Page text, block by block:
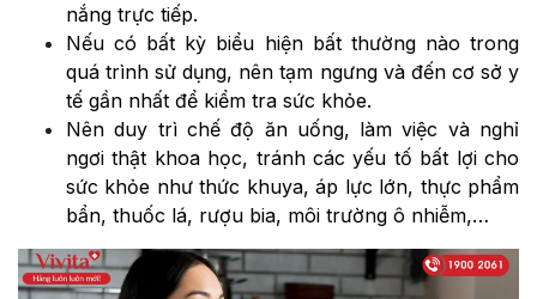
nắng trực tiếp.
Nếu có bất kỳ biểu hiện bất thường nào trong
quá trình sử dụng, nên tạm ngưng và đến cơ sở y
tế gần nhất để kiểm tra sức khỏe.
Nên duy trì chế độ ăn uống, làm việc và nghỉ
ngơi thật khoa học, tránh các yếu tố bất lợi cho
sức khỏe như thức khuya, áp lực lớn, thực phẩm
bẩn, thuốc lá, rượu bia, môi trường ô nhiễm,…